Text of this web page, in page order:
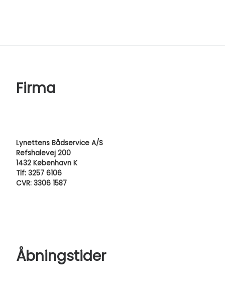
Firma
Lynettens Bådservice A/S
Refshalevej 200
1432 København K
Tlf: 3257 6106
CVR: 3306 1587
Åbningstider